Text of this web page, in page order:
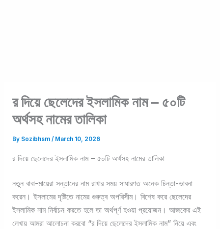
র দিয়ে ছেলেদের ইসলামিক নাম – ৫০টি
অর্থসহ নামের তালিকা
By Sozibhsm/ March 10, 2026
র দিয়ে ছেলেদের ইসলামিক নাম – ৫০টি অর্থসহ নামের তালিকা
নতুন বাবা-মায়েরা সন্তানের নাম রাখার সময় সাধারণত অনেক চিন্তা-ভাবনা
করেন। ইসলামের দৃষ্টিতে নামের গুরুত্ব অপরিসীম। বিশেষ করে ছেলেদের
ইসলামিক নাম নির্বাচন করতে হলে তা অর্থপূর্ণ হওয়া প্রয়োজন। আজকের এই
লেখায় আমরা আলোচনা করবো “র দিয়ে ছেলেদের ইসলামিক নাম” নিয়ে এবং